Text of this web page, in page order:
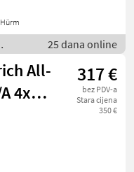
25 dana online
All-
4x
317 €
bez PDV-a
Stara cijena
350 €